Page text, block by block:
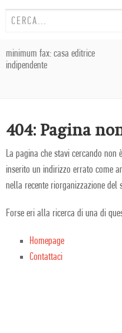
minimum fax: casa editrice
indipendente
404: Pagina
La pagina che stavi cercando
inserito un indirizzo errato come
nella recente riorganizzazione del
Forse eri alla ricerca di una di
Homepage
Contattaci